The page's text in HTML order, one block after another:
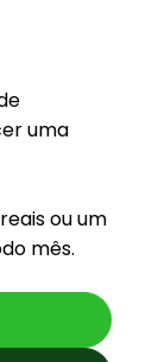
uma
ou um
mês.